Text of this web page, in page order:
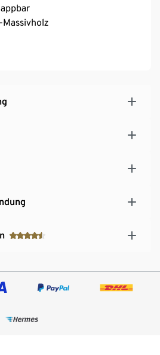
Massivholz
bei zusätzlicher Belastung